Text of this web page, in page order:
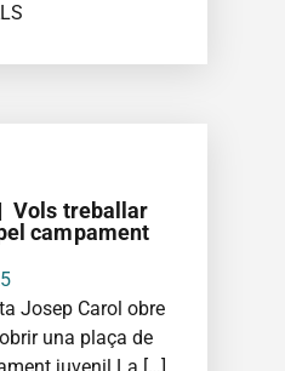
Vols treballar
campament
Josep Carol obre
una plaça de